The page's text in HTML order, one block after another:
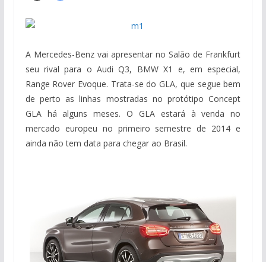
A Mercedes-Benz vai apresentar no Salão de Frankfurt
seu rival para o Audi Q3, BMW X1 e, em especial,
Range Rover Evoque. Trata-se do GLA, que segue bem
de perto as linhas mostradas no protótipo Concept
GLA há alguns meses. O GLA estará à venda no
mercado europeu no primeiro semestre de 2014 e
ainda não tem data para chegar ao Brasil.